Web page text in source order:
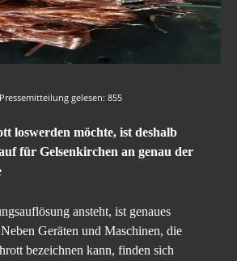
Pressemitteilung gelesen: 855
loswerden möchte, ist deshalb
für Gelsenkirchen an genau der
ansteht, ist genaues
Geräten und Maschinen, die
bezeichnen kann, finden sich